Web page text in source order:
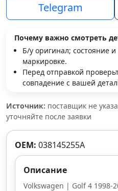
Telegram
Почему важно смотреть
Б/у оригинал; состояние
маркировке.
Перед отправкой
совпадение с вашей
Источник: поставщик не
уточняйте после заявки
OEM: 038145255A
Описание
Volkswagen | Golf 4 1998-